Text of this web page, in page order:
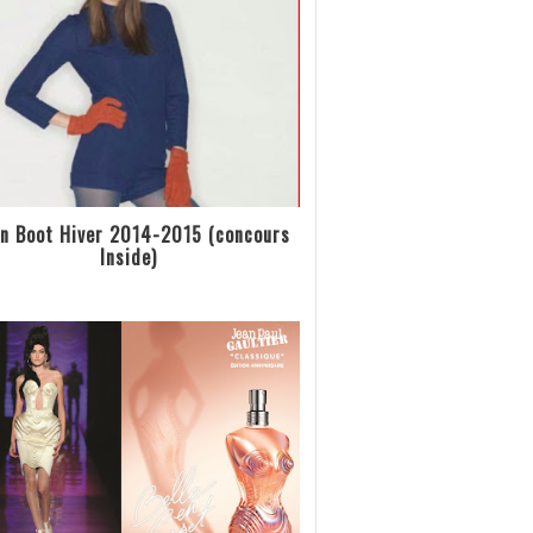
Boot Hiver 2014-2015 (concours
Inside)